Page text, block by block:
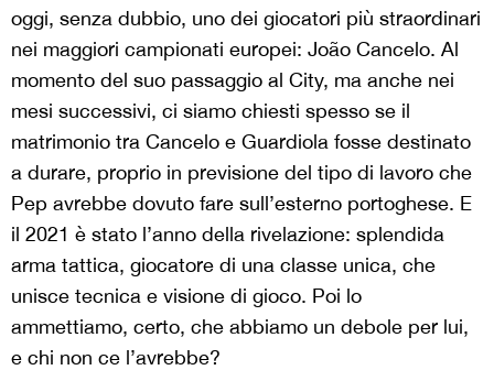
oggi, senza dubbio, uno dei giocatori più straordinari
nei maggiori campionati europei: João Cancelo. Al
momento del suo passaggio al City, ma anche nei
mesi successivi, ci siamo chiesti spesso se il
matrimonio tra Cancelo e Guardiola fosse destinato
a durare, proprio in previsione del tipo di lavoro che
Pep avrebbe dovuto fare sull’esterno portoghese. E
il 2021 è stato l’anno della rivelazione: splendida
arma tattica, giocatore di una classe unica, che
unisce tecnica e visione di gioco. Poi lo
ammettiamo, certo, che abbiamo un debole per lui,
e chi non ce l’avrebbe?